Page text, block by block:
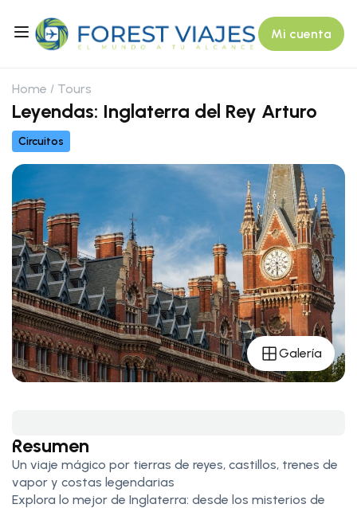
Mi cuenta
Home Tours
Leyendas: Inglaterra del Rey Arturo
Circuitos
Galería
Resumen
Un viaje mágico por tierras de reyes, castillos, trenes de
vapor y costas legendarias
Explora lo mejor de Inglaterra: desde los misterios de